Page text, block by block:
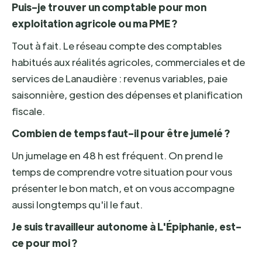
Puis-je trouver un comptable pour mon
exploitation agricole ou ma PME ?
Tout à fait. Le réseau compte des comptables
habitués aux réalités agricoles, commerciales et de
services de Lanaudière : revenus variables, paie
saisonnière, gestion des dépenses et planification
fiscale.
Combien de temps faut-il pour être jumelé ?
Un jumelage en 48 h est fréquent. On prend le
temps de comprendre votre situation pour vous
présenter le bon match, et on vous accompagne
aussi longtemps qu'il le faut.
Je suis travailleur autonome à L'Épiphanie, est-
ce pour moi ?